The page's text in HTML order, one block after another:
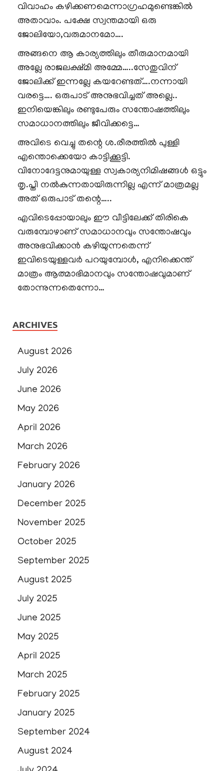
വിവാഹം കഴിക്കണമെന്നാഗ്രഹമുണ്ടെങ്കിൽ
അതാവാം. പക്ഷേ സ്വന്തമായി ഒരു
ജോലിയോ,വരുമാനമോ….
അങ്ങനെ ആ കാര്യത്തിലും തീരുമാനമായി
അല്ലേ രാജലക്ഷ്മി അമ്മേ…..സേതുവിന്
ജോലിക്ക് ഇന്നല്ലേ കയറേണ്ടത്….നന്നായി
വരട്ടെ…. ഒരുപാട് അനുഭവിച്ചത് അല്ലെ..
ഇനിയെങ്കിലും രണ്ടുപേരും സന്തോഷത്തിലും
സമാധാനത്തിലും ജീവിക്കട്ടെ…
അവിടെ വെച്ചു തന്റെ ശ.രീരത്തിൽ പുള്ളി
എന്തൊക്കെയോ കാട്ടിക്കൂട്ടി.
വിനോദേട്ടനുമായുള്ള സ്വകാര്യനിമിഷങ്ങൾ ഒട്ടും
തൃ.പ്തി നൽകുന്നതായിരുന്നില്ല എന്ന് മാത്രമല്ല
അത് ഒരുപാട് തന്റെ…..
എവിടെപ്പോയാലും ഈ വീട്ടിലേക്ക് തിരികെ
വരുമ്പോഴാണ് സമാധാനവും സന്തോഷവും
അനുഭവിക്കാൻ കഴിയുന്നതെന്ന്
ഇവിടെയുള്ളവർ പറയുമ്പോൾ, എനിക്കെന്ത്
മാത്രം ആത്മാഭിമാനവും സന്തോഷവുമാണ്
തോന്നുന്നതെന്നോ…
ARCHIVES
August 2026
July 2026
June 2026
May 2026
April 2026
March 2026
February 2026
January 2026
December 2025
November 2025
October 2025
September 2025
August 2025
July 2025
June 2025
May 2025
April 2025
March 2025
February 2025
January 2025
September 2024
August 2024